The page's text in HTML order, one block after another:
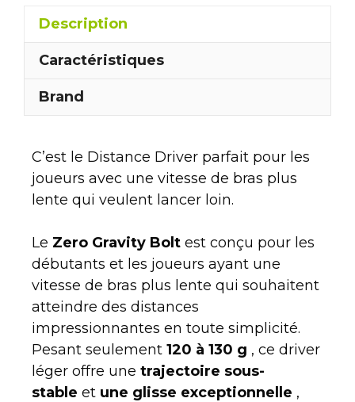
Description
Caractéristiques
Brand
C’est le Distance Driver parfait pour les
joueurs avec une vitesse de bras plus
lente qui veulent lancer loin.
Le Zero Gravity Bolt est conçu pour les
débutants et les joueurs ayant une
vitesse de bras plus lente qui souhaitent
atteindre des distances
impressionnantes en toute simplicité.
Pesant seulement 120 à 130 g , ce driver
léger offre une trajectoire sous-
stable et une glisse exceptionnelle ,